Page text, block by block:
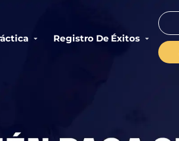
Registro De Éxitos